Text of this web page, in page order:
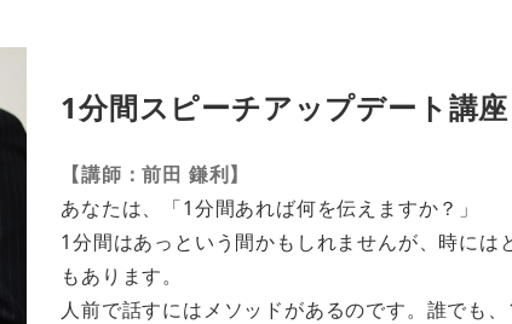
1分間スピーチアップデート講座
【講師：前田 鎌利】
あなたは、「1分間あれば何を伝えますか？」
1分間はあっという間かもしれませんが、時には
もあります。
人前で話すにはメソッドがあるのです。誰でも